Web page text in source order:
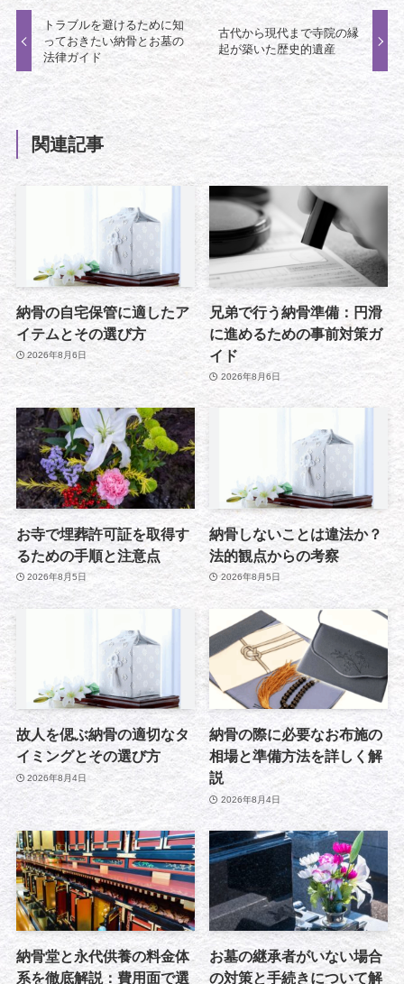
トラブルを避けるために知
っておきたい納骨とお墓の
法律ガイド
古代から現代まで寺院の縁
起が築いた歴史的遺産
関連記事
納骨の自宅保管に適したア
イテムとその選び方
2026年8月6日
兄弟で行う納骨準備：円滑
に進めるための事前対策ガ
イド
2026年8月6日
お寺で埋葬許可証を取得す
るための手順と注意点
2026年8月5日
納骨しないことは違法か？
法的観点からの考察
2026年8月5日
故人を偲ぶ納骨の適切なタ
イミングとその選び方
2026年8月4日
納骨の際に必要なお布施の
相場と準備方法を詳しく解
説
2026年8月4日
納骨堂と永代供養の料金体
系を徹底解説：費用面で選
お墓の継承者がいない場合
の対策と手続きについて解